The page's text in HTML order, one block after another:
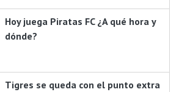
Hoy juega Piratas FC ¿A qué hora y
dónde?
Tigres se queda con el punto extra